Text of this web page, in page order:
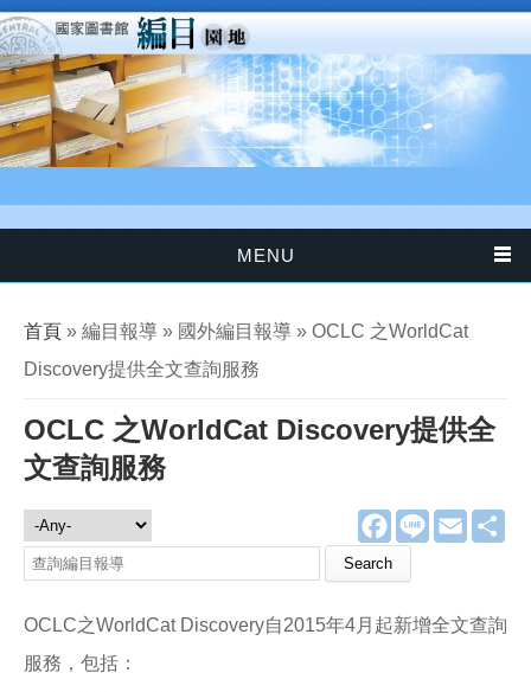
移至主內容
MENU
您在這裡
首頁 » 編目報導 » 國外編目報導 » OCLC 之WorldCat
Discovery提供全文查詢服務
OCLC 之WorldCat Discovery提供全
文查詢服務
F
a
e
o
o
L
E
m
編目報導
OCLC之WorldCat Discovery自2015年4月起新增全文查詢
服務，包括：